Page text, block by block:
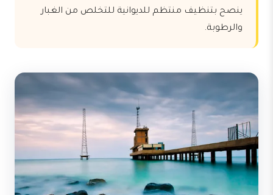
ينصح بتنظيف منتظم للديوانية للتخلص من الغبار
والرطوبة.